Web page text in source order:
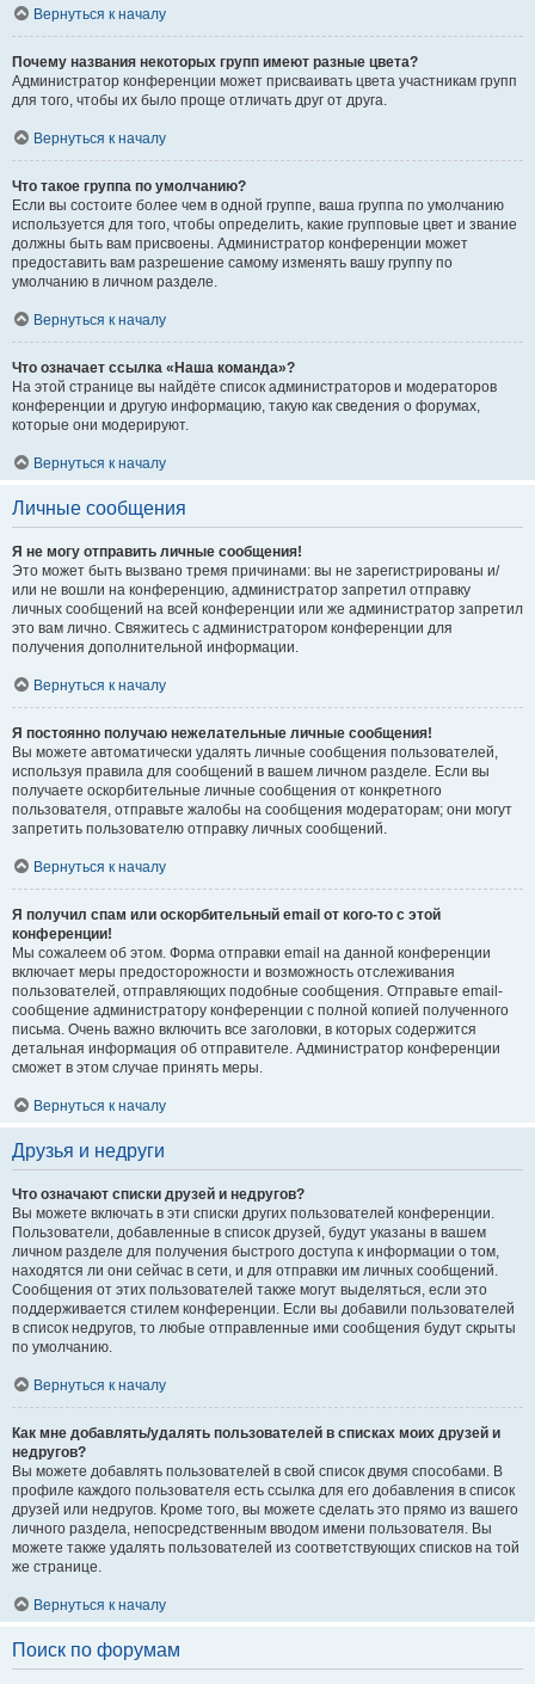
Вернуться к началу
Почему названия некоторых групп имеют разные цвета?
Администратор конференции может присваивать цвета участникам групп
для того, чтобы их было проще отличать друг от друга.
Вернуться к началу
Что такое группа по умолчанию?
Если вы состоите более чем в одной группе, ваша группа по умолчанию
используется для того, чтобы определить, какие групповые цвет и звание
должны быть вам присвоены. Администратор конференции может
предоставить вам разрешение самому изменять вашу группу по
умолчанию в личном разделе.
Вернуться к началу
Что означает ссылка «Наша команда»?
На этой странице вы найдёте список администраторов и модераторов
конференции и другую информацию, такую как сведения о форумах,
которые они модерируют.
Вернуться к началу
Личные сообщения
Я не могу отправить личные сообщения!
Это может быть вызвано тремя причинами: вы не зарегистрированы и/
или не вошли на конференцию, администратор запретил отправку
личных сообщений на всей конференции или же администратор запретил
это вам лично. Свяжитесь с администратором конференции для
получения дополнительной информации.
Вернуться к началу
Я постоянно получаю нежелательные личные сообщения!
Вы можете автоматически удалять личные сообщения пользователей,
используя правила для сообщений в вашем личном разделе. Если вы
получаете оскорбительные личные сообщения от конкретного
пользователя, отправьте жалобы на сообщения модераторам; они могут
запретить пользователю отправку личных сообщений.
Вернуться к началу
Я получил спам или оскорбительный email от кого-то с этой
конференции!
Мы сожалеем об этом. Форма отправки email на данной конференции
включает меры предосторожности и возможность отслеживания
пользователей, отправляющих подобные сообщения. Отправьте email-
сообщение администратору конференции с полной копией полученного
письма. Очень важно включить все заголовки, в которых содержится
детальная информация об отправителе. Администратор конференции
сможет в этом случае принять меры.
Вернуться к началу
Друзья и недруги
Что означают списки друзей и недругов?
Вы можете включать в эти списки других пользователей конференции.
Пользователи, добавленные в список друзей, будут указаны в вашем
личном разделе для получения быстрого доступа к информации о том,
находятся ли они сейчас в сети, и для отправки им личных сообщений.
Сообщения от этих пользователей также могут выделяться, если это
поддерживается стилем конференции. Если вы добавили пользователей
в список недругов, то любые отправленные ими сообщения будут скрыты
по умолчанию.
Вернуться к началу
Как мне добавлять/удалять пользователей в списках моих друзей и
недругов?
Вы можете добавлять пользователей в свой список двумя способами. В
профиле каждого пользователя есть ссылка для его добавления в список
друзей или недругов. Кроме того, вы можете сделать это прямо из вашего
личного раздела, непосредственным вводом имени пользователя. Вы
можете также удалять пользователей из соответствующих списков на той
же странице.
Вернуться к началу
Поиск по форумам